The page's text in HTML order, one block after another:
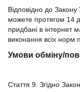
Відповідно до
можете протягом 14
придбані в інтернет
виконання всіх норм
Умови обміну/
Стаття 9. Згідно